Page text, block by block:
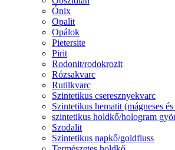
Ónix
Opalit
Opálok
Pietersite
Pirit
Rodonit/rodokrozit
Rózsakvarc
Rutilkvarc
Szintetikus cseresznyekvarc
Szintetikus hematit (mágneses
szintetikus holdkő/hologram
Szodalit
Szintetikus napkő/goldfluss